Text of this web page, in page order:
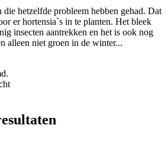
die hetzelfde probleem hebben gehad. Dat
er hortensia`s in te planten. Het bleek
insecten aantrekken en het is ook nog
alleen niet groen in de winter...